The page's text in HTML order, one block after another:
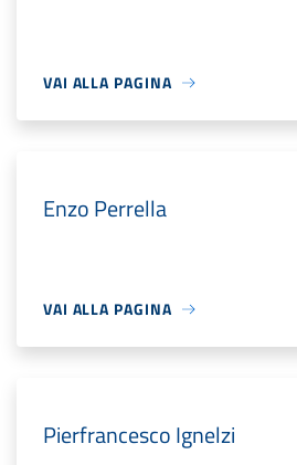
VAI ALLA PAGINA
Enzo Perrella
VAI ALLA PAGINA
Pierfrancesco Ignelzi